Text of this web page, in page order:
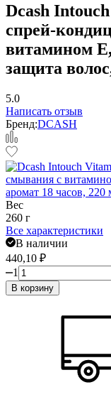
Dcash
спрей-
витамином
защита
5.0
Написать отзыв
Бренд:DCASH
Вес
260 г
Все характеристики
В наличии
440,10 ₽
1
В корзину